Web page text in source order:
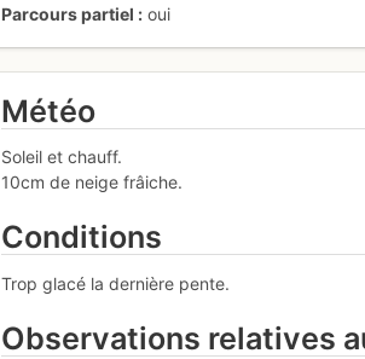
Parcours partiel
oui
Météo
Soleil et chauff.
10cm de neige frâiche.
Conditions
Trop glacé la dernière pente.
Observations relatives